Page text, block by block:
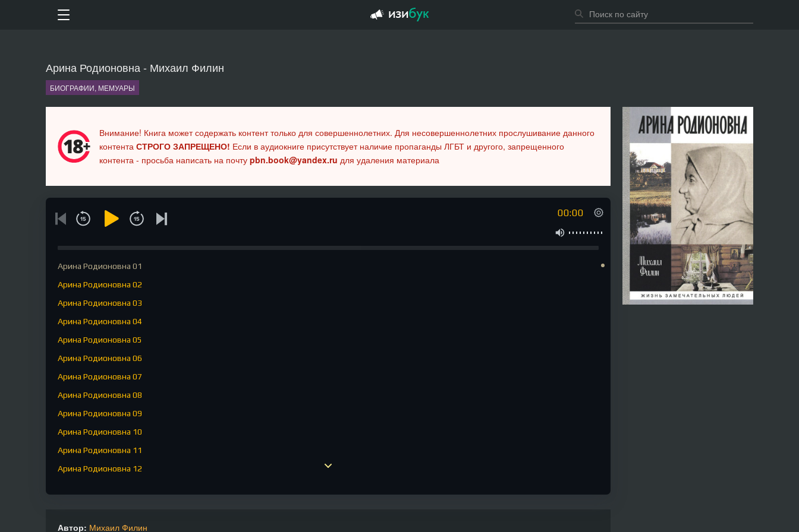
Арина Родионовна - Михаил Филин
БИОГРАФИИ, МЕМУАРЫ
Внимание! Книга может содержать контент только для совершеннолетних. Для несовершеннолетних прослушивание данного
контента СТРОГО ЗАПРЕЩЕНО! Если в аудиокниге присутствует наличие пропаганды ЛГБТ и другого, запрещенного
контента - просьба написать на почту pbn.book@yandex.ru для удаления материала
00:00
Арина Родионовна 01
Арина Родионовна 02
Арина Родионовна 03
Арина Родионовна 04
Арина Родионовна 05
Арина Родионовна 06
Арина Родионовна 07
Арина Родионовна 08
Арина Родионовна 09
Арина Родионовна 10
Арина Родионовна 11
Арина Родионовна 12
Арина Родионовна 15
Автор: Михаил Филин